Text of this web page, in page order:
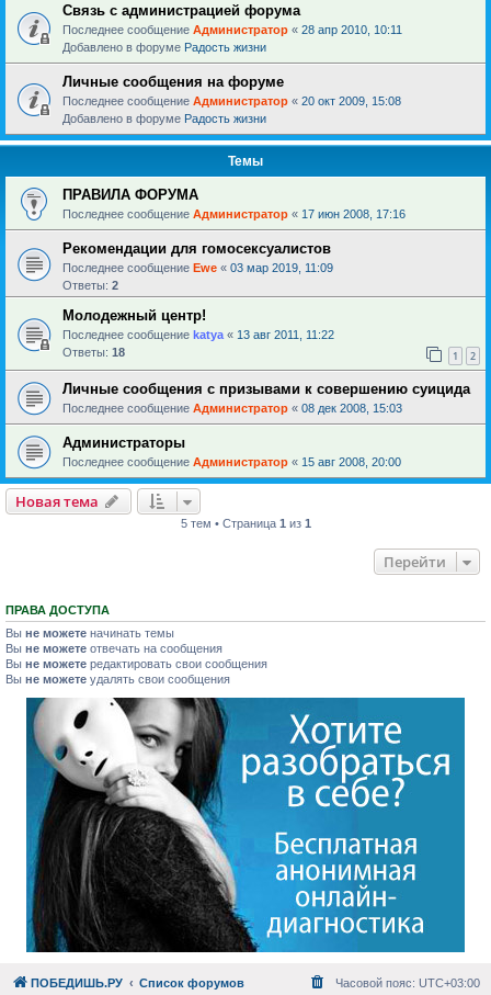
Связь с администрацией форума
Последнее сообщение Администратор « 28 апр 2010, 10:11
Добавлено в форуме Радость жизни
Личные сообщения на форуме
Последнее сообщение Администратор « 20 окт 2009, 15:08
Добавлено в форуме Радость жизни
Темы
ПРАВИЛА ФОРУМА
Последнее сообщение Администратор « 17 июн 2008, 17:16
Рекомендации для гомосексуалистов
Последнее сообщение Ewe « 03 мар 2019, 11:09
Ответы: 2
Молодежный центр!
Последнее сообщение katya « 13 авг 2011, 11:22
Ответы: 18 1 2
Личные сообщения с призывами к совершению суицида
Последнее сообщение Администратор « 08 дек 2008, 15:03
Администраторы
Последнее сообщение Администратор « 15 авг 2008, 20:00
Новая тема
5 тем • Страница 1 из 1
Перейти
ПРАВА ДОСТУПА
Вы не можете начинать темы
Вы не можете отвечать на сообщения
Вы не можете редактировать свои сообщения
Вы не можете удалять свои сообщения
ПОБЕДИШЬ.РУ Список форумов Часовой пояс: UTC+03:00